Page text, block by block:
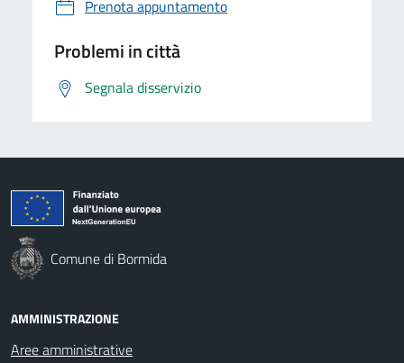
Prenota appuntamento
Problemi in città
Segnala disservizio
Comune di Bormida
AMMINISTRAZIONE
Aree amministrative